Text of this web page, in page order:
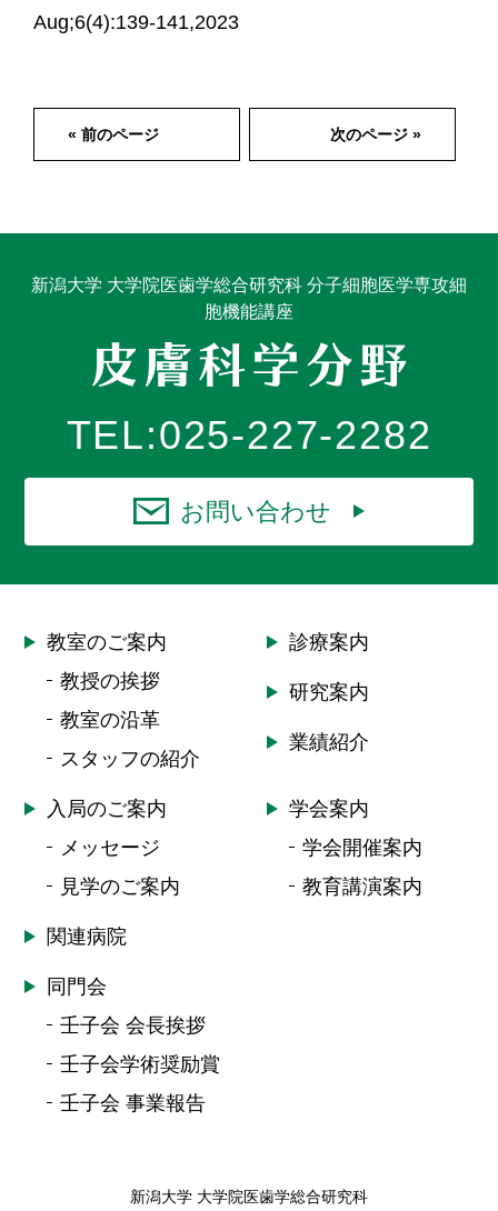
Aug;6(4):139-141,2023
« 前のページ 次のページ »
新潟大学 大学院医歯学総合研究科 分子細胞医学専攻細
胞機能講座
TEL:025-227-2282
お問い合わせ
教室のご案内
教授の挨拶
教室の沿革
スタッフの紹介
診療案内
研究案内
業績紹介
入局のご案内
メッセージ
見学のご案内
学会案内
学会開催案内
教育講演案内
関連病院
同門会
壬子会 会長挨拶
壬子会学術奨励賞
壬子会 事業報告
新潟大学 大学院医歯学総合研究科